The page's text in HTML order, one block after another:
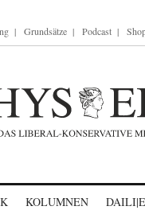
Grundsätze Podcast
KOLUMNEN